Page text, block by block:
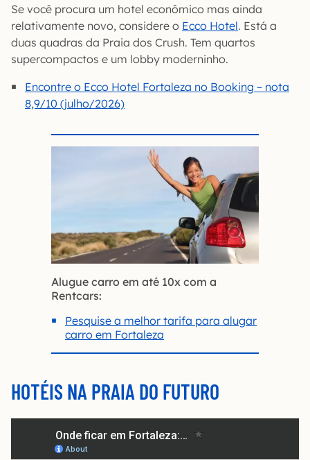
Se você procura um hotel econômico mas ainda
relativamente novo, considere o Ecco Hotel. Está a
duas quadras da Praia dos Crush. Tem quartos
supercompactos e um lobby moderninho.
Encontre o Ecco Hotel Fortaleza no Booking – nota
8,9/10 (julho/2026)
Alugue carro em até 10x com a
Rentcars:
Pesquise a melhor tarifa para alugar
carro em Fortaleza
HOTÉIS NA PRAIA DO FUTURO